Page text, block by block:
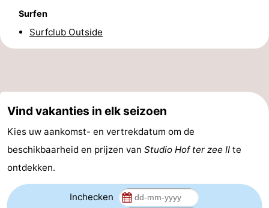
Route
-
Nieuws
Medische
Surfen
Surfclub Outside
Vind vakanties in elk seizoen
Kies uw aankomst- en vertrekdatum om de
beschikbaarheid en prijzen van Studio Hof ter zee II te
ontdekken.
Inchecken